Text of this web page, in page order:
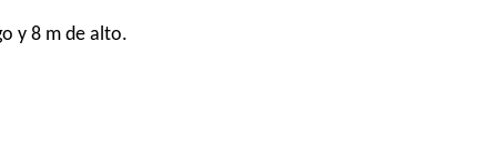
y 8 m de alto.